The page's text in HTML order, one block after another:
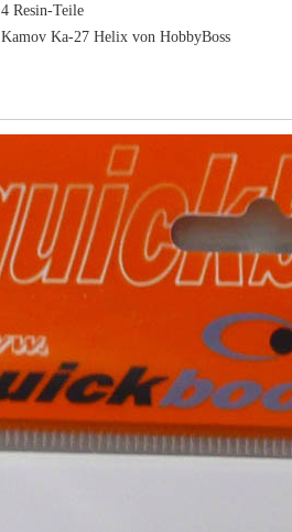
4 Resin-Teile
Kamov Ka-27 Helix von HobbyBoss